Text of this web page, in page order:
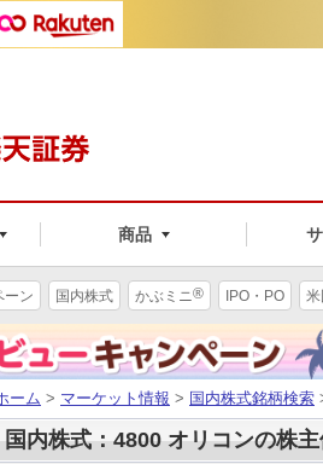
商品
ーン 国内株式 かぶミニ® IPO・PO
ーム > マーケット情報 > 国内株式銘柄検索
国内株式：4800 オリコンの株